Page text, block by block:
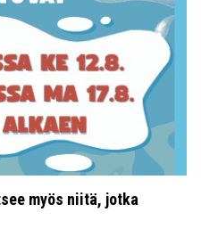
myös niitä, jotka